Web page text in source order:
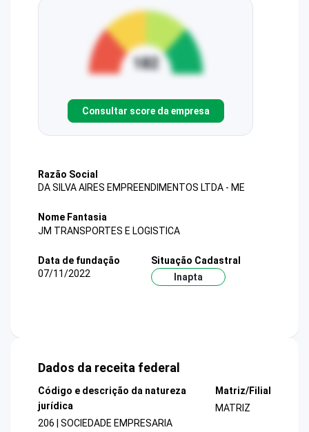
Consultar score da empresa
Razão Social
DA SILVA AIRES EMPREENDIMENTOS LTDA - ME
Nome Fantasia
JM TRANSPORTES E LOGISTICA
Data de fundação
07/11/2022
Situação Cadastral
Inapta
Dados da receita federal
Código e descrição da natureza
jurídica
206 | SOCIEDADE EMPRESARIA
Matriz/Filial
MATRIZ